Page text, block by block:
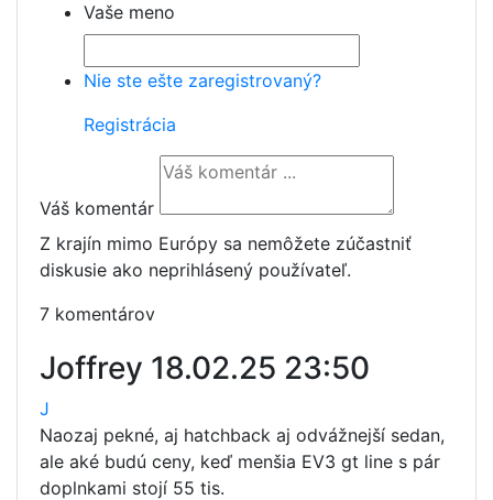
Vaše meno
Nie ste ešte zaregistrovaný?
Registrácia
Váš komentár
Z krajín mimo Európy sa nemôžete zúčastniť
diskusie ako neprihlásený používateľ.
7 komentárov
Joffrey 18.02.25 23:50
J
Naozaj pekné, aj hatchback aj odvážnejší sedan,
ale aké budú ceny, keď menšia EV3 gt line s pár
doplnkami stojí 55 tis.